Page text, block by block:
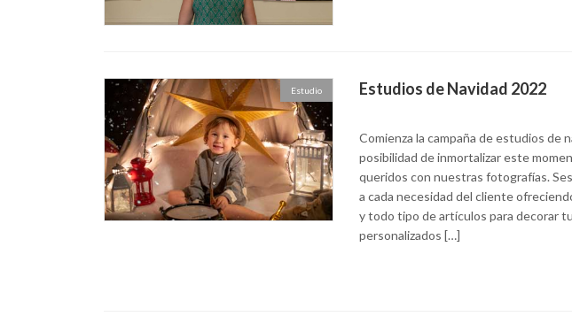
Estudio Estudios de Navidad 2022
Comienza la campaña de estudios de
posibilidad de inmortalizar este
queridos con nuestras fotografías.
a cada necesidad del cliente
y todo tipo de artículos para decorar
personalizados […]